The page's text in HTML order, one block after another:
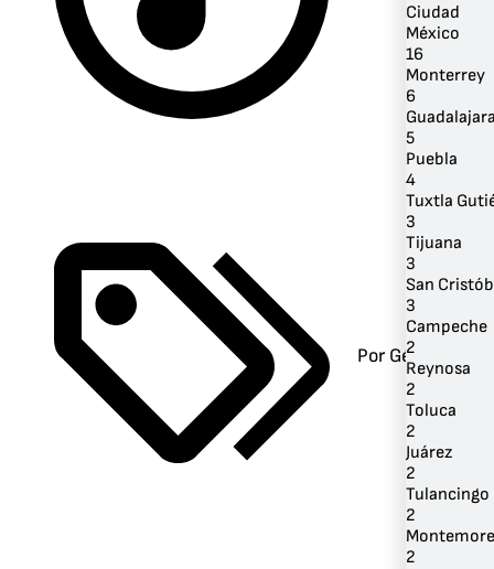
Por Género
Ciudad
México
16
Monterrey
6
5
Puebla
4
Tuxtla
3
Tijuana
3
San
3
Campeche
2
Reynosa
2
Toluca
2
Juárez
2
Tulancingo
2
2